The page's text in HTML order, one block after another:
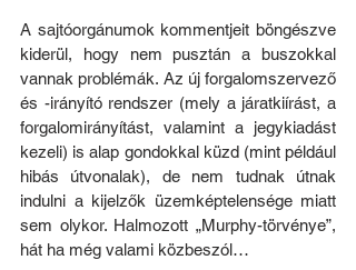
A sajtóorgánumok kommentjeit böngészve
kiderül, hogy nem pusztán a buszokkal
vannak problémák. Az új forgalomszervező
és -irányító rendszer (mely a járatkiírást, a
forgalomirányítást, valamint a jegykiadást
kezeli) is alap gondokkal küzd (mint például
hibás útvonalak), de nem tudnak útnak
indulni a kijelzők üzemképtelensége miatt
sem olykor. Halmozott „Murphy-törvénye”,
hát ha még valami közbeszól…